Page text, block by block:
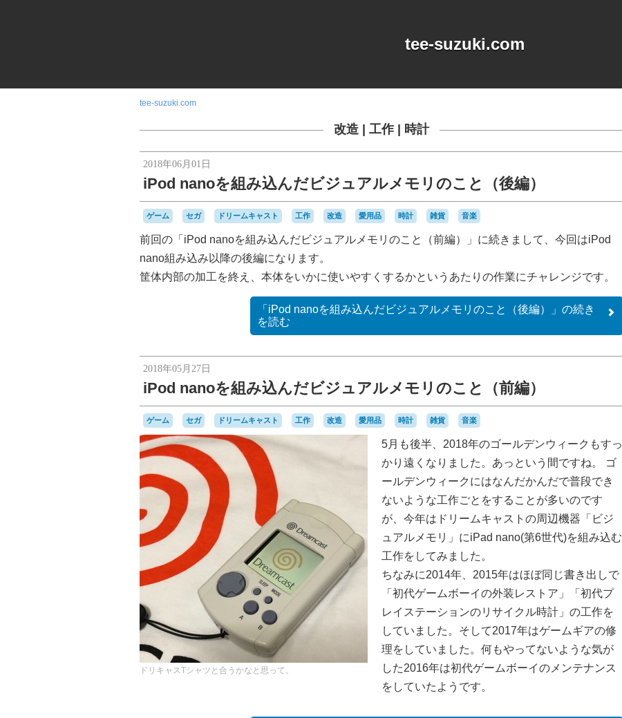
tee-suzuki.com
tee-suzuki.com
改造 工作| 時計
2018年06月01日
iPod nanoを組み込んだビジュアルメモリのこと（後編）
ゲーム セガ ドリームキャスト 工作 改造 愛用品 時計 雑貨 音楽
前回の「iPod nanoを組み込んだビジュアルメモリのこと（前編）」に続きまして、今回はiPod
nano組み込み以降の後編になります。
筐体内部の加工を終え、本体をいかに使いやすくするかというあたりの作業にチャレンジです。
「iPod nanoを組み込んだビジュアルメモリのこと（後編）」の続き
を読む
2018年05月27日
iPod nanoを組み込んだビジュアルメモリのこと（前編）
ゲーム セガ ドリームキャスト 工作 改造 愛用品 時計 雑貨 音楽
ドリキャスTシャツと合うかなと思って。
5月も後半、2018年のゴールデンウィークもすっ
かり遠くなりました。あっという間ですね。 ゴ
ールデンウィークにはなんだかんだで普段でき
ないような工作ごとをすることが多いのです
が、今年はドリームキャストの周辺機器「ビジ
ュアルメモリ」にiPad nano(第6世代)を組み込む
工作をしてみました。
ちなみに2014年、2015年はほぼ同じ書き出しで
「初代ゲームボーイの外装レストア」「初代プ
レイステーションのリサイクル時計」の工作を
していました。そして2017年はゲームギアの修
理をしていました。何もやってないような気が
した2016年は初代ゲームボーイのメンテナンス
をしていたようです。